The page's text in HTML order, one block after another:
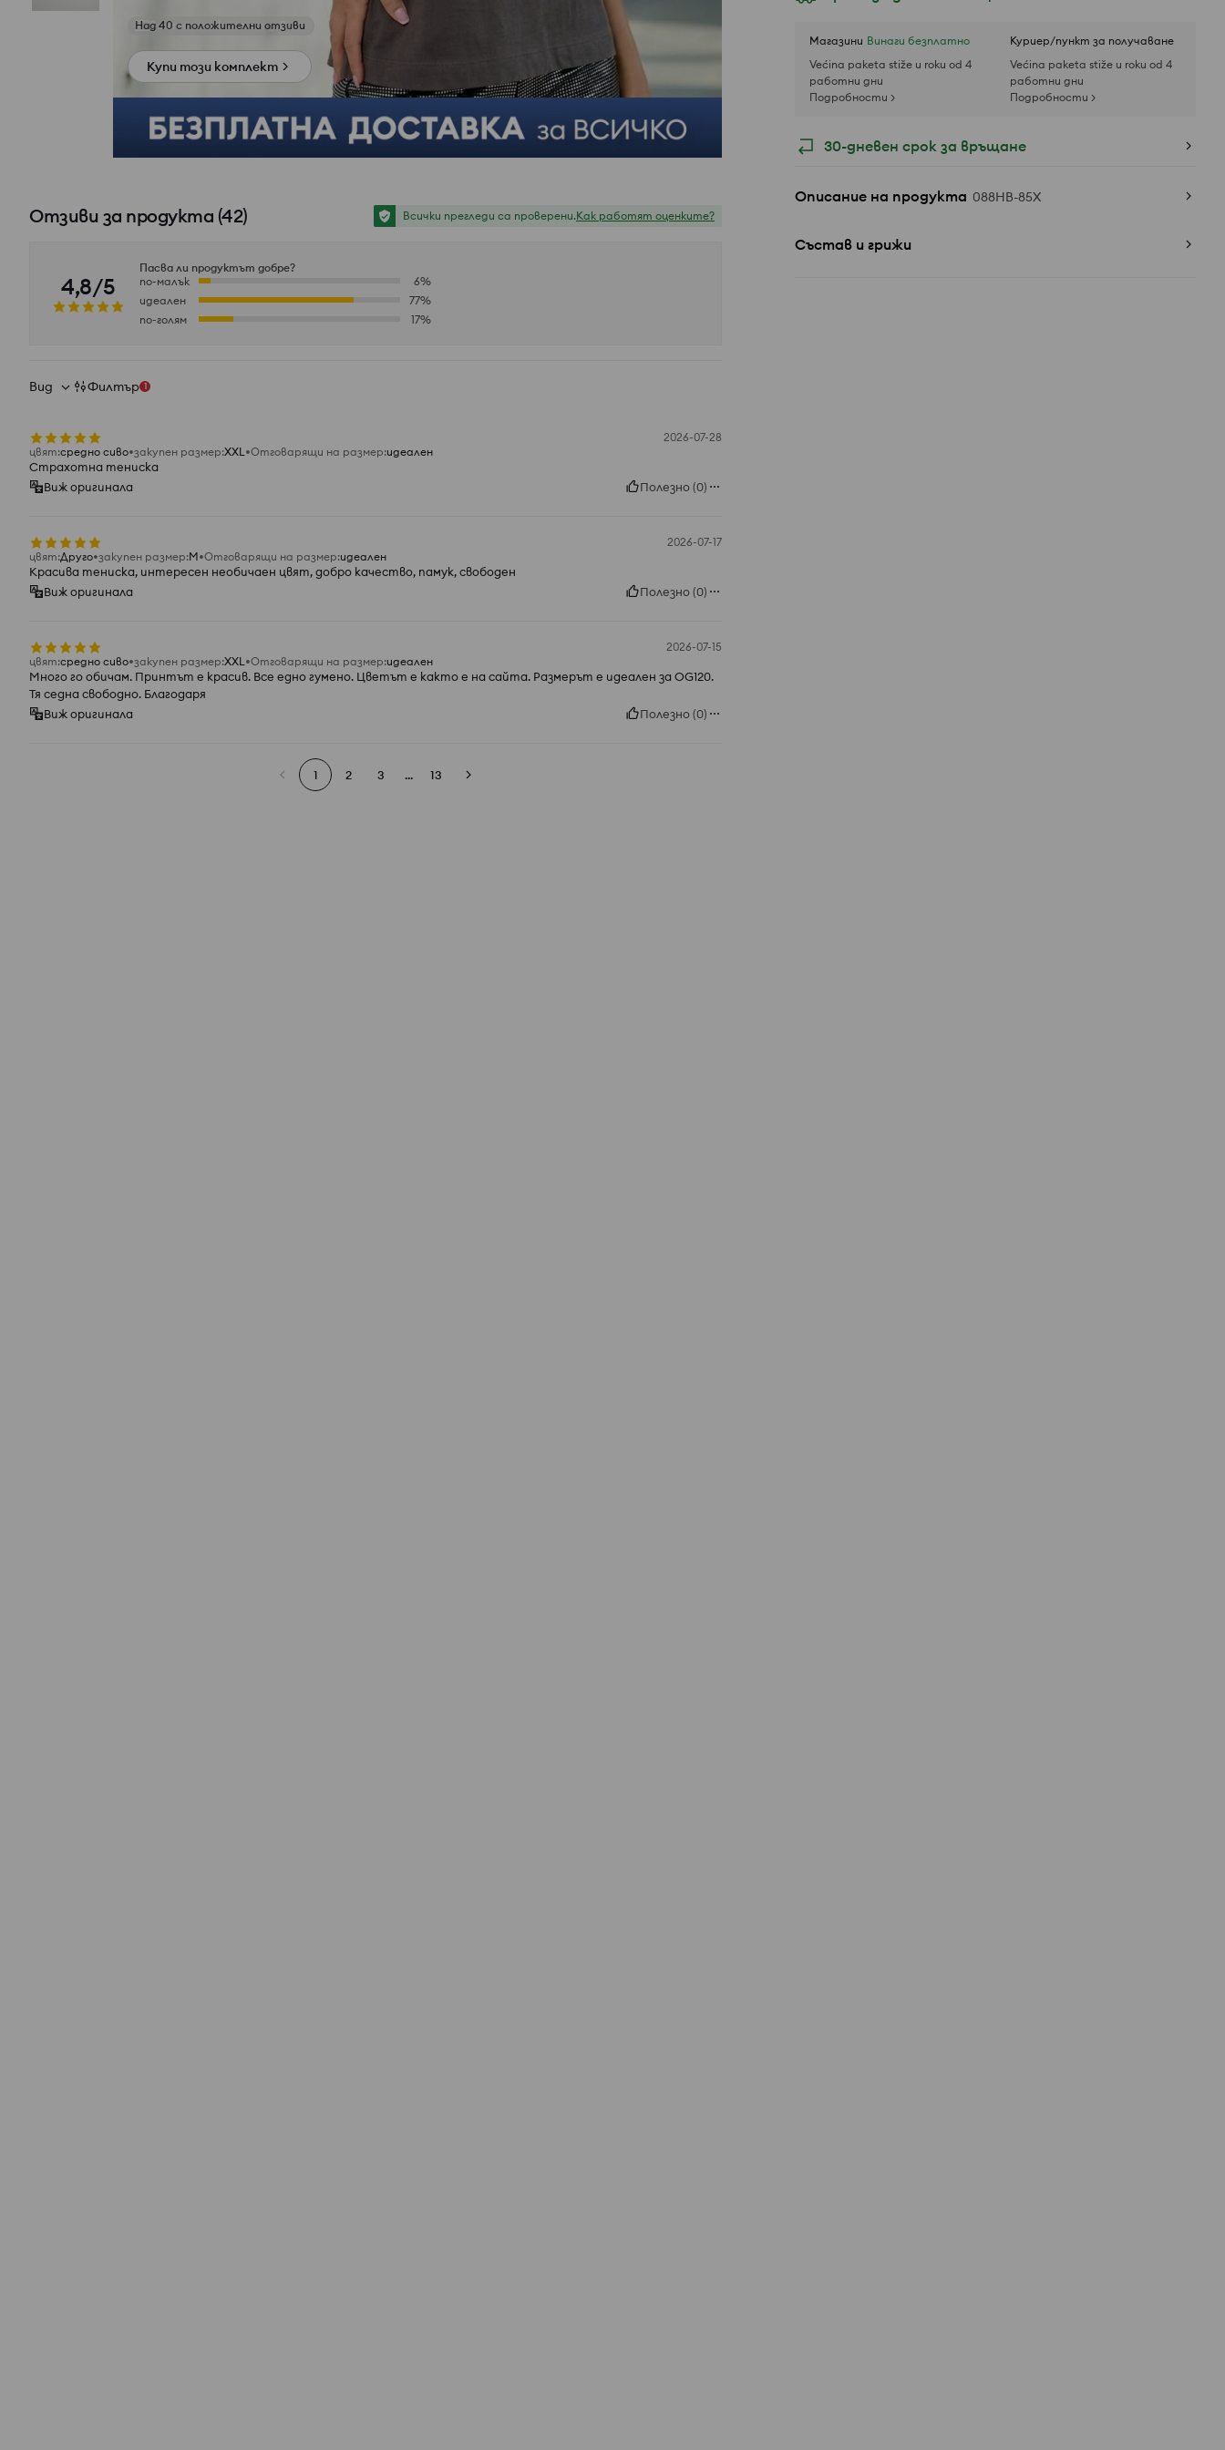
Магазини Винаги безплатно
Većina paketa stiže u roku od 4
работни дни
Подробности >
Куриер/пункт за получаване
Većina paketa stiže u roku od 4
работни дни
Подробности >
30-дневен срок за връщане
Описание на продукта 088HB-85X
Състав и грижи
Вижте снимки от отзиви
Купи този комплект
Отзиви за продукта (42) Всички прегледи са проверени.Как работят оценките?
4,8/5
Пасва ли продуктът добре?
по-малък
6%
идеален
77%
по-голям
17%
Вид Филтър 1
2026-07-28
цвят:средно сиво закупен размер:XXL Отговарящи на размер:идеален
Страхотна тениска
Виж оригинала
Полезно(0)
2026-07-17
цвят:Друго закупен размер:M Отговарящи на размер:идеален
Красива тениска, интересен необичаен цвят, добро качество, памук, свободен
Виж оригинала
Полезно(0)
2026-07-15
цвят:средно сиво закупен размер:XXL Отговарящи на размер:идеален
Много го обичам. Принтът е красив. Все едно гумено. Цветът е както е на сайта. Размерът е идеален за OG120.
Тя седна свободно. Благодаря
Виж оригинала
Полезно(0)
1 2 3 ... 13